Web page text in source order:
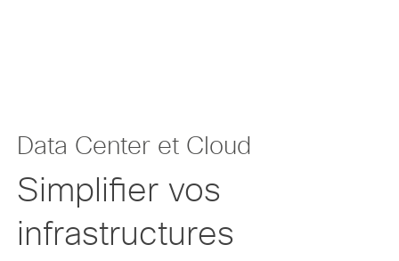
Data Center et Cloud
Simplifier vos
infrastructures